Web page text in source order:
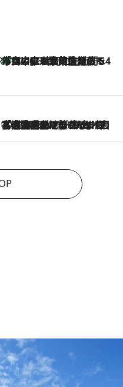
CHOICE
2026.8.7
「立川にも歌舞伎があるんだよ」 片岡仁左衛門・市川中車ら豪華座組みで4年目の立川立飛歌舞伎へ
稲の勝手に再ブーム
2026.8.7
「湘南乃風に憧れて」観客大盛上がりの“タオル回し”に、ラッパー顔負けの高速歌唱まで…さだまさし（74）のアグレッシブすぎる現在地